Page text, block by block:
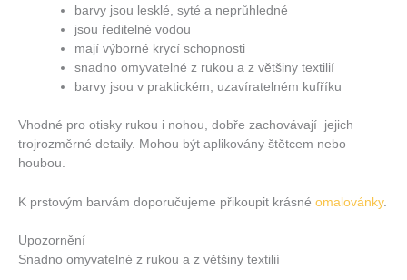
barvy jsou lesklé, syté a neprůhledné
jsou ředitelné vodou
mají výborné krycí schopnosti
snadno omyvatelné z rukou a z většiny textilií
barvy jsou v praktickém, uzavíratelném kufříku
Vhodné pro otisky rukou i nohou, dobře zachovávají jejich
trojrozměrné detaily. Mohou být aplikovány štětcem nebo
houbou.
K prstovým barvám doporučujeme přikoupit krásné omalovánky.
Upozornění
Snadno omyvatelné z rukou a z většiny textilií